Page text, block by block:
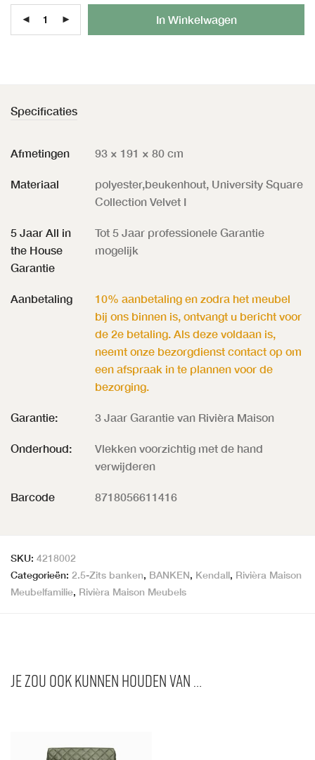
In Winkelwagen
Specificaties
Afmetingen 93 × 191 × 80 cm
Materiaal
polyester,beukenhout, University Square
Collection Velvet I
5 Jaar All in
the House
Garantie
Tot 5 Jaar professionele Garantie
mogelijk
Aanbetaling
10% aanbetaling en zodra het meubel
bij ons binnen is, ontvangt u bericht voor
de 2e betaling. Als deze voldaan is,
neemt onze bezorgdienst contact op om
een afspraak in te plannen voor de
bezorging.
Garantie: 3 Jaar Garantie van Rivièra Maison
Onderhoud:
Vlekken voorzichtig met de hand
verwijderen
Barcode 8718056611416
SKU: 4218002
Categorieën: 2.5-Zits banken, BANKEN, Kendall, Rivièra Maison
Meubelfamilie, Rivièra Maison Meubels
Je zou ook kunnen houden van …